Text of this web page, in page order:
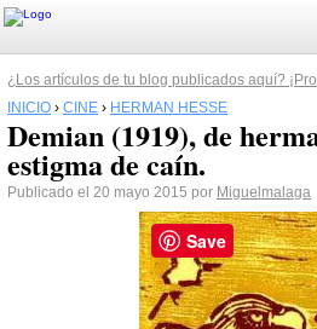
¿Los artículos de tu blog publicados aquí?
INICIO › CINE › HERMAN HESSE
Demian (1919), de
estigma de caín.
Publicado el 20 mayo 2015 por Miguelmalaga
Save